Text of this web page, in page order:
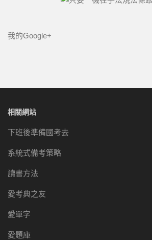
我的Google+
相關網站
下班後準備國考去
系統式備考策略
讀書方法
愛考典之友
愛單字
愛題庫